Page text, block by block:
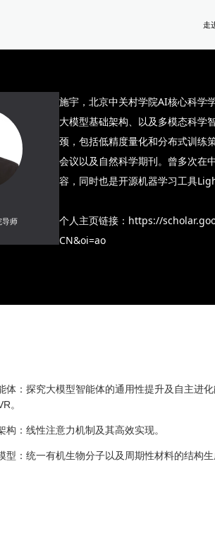
走
导师
施宇，北京中关村学院AI核心科学
大模型基础架构、以及多模态科学
颈，包括低精度量化和分布式训练
会议以及自然科学期刊。曾多次在
容，同时也是开源机器学习工具
个人主页链接：https://
CN&oi=ao
体：探究大模型智能体的通用性提升及自主进
。
构： 线性注意力机制及其高效实现。
型 ：统一有机生物分子以及周期性材料的结构